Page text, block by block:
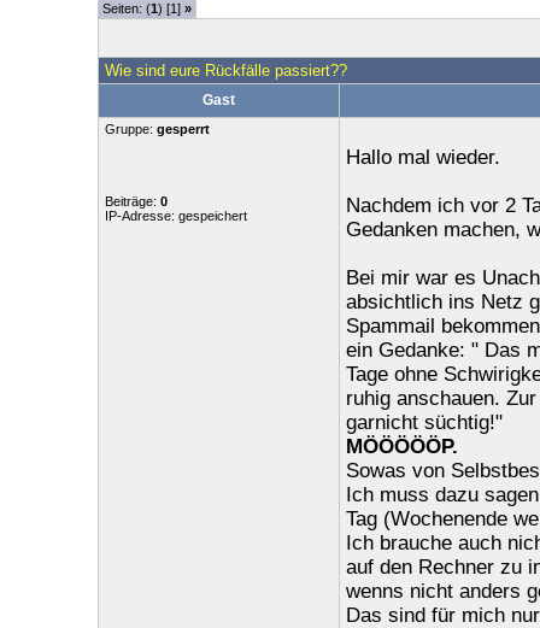
Seiten: (1) [1] »
Wie sind eure Rückfälle passiert??
Gast
Gruppe: gesperrt
Beiträge: 0
IP-Adresse: gespeichert
Hallo mal wieder.
Nachdem ich vor 2
Gedanken machen,
Bei mir war es
absichtlich ins Netz
Spammail
ein Gedanke: " Das
Tage ohne
ruhig anschauen.
garnicht süchtig!"
MÖÖÖÖÖP.
Sowas von
Ich muss dazu
Tag (Wochenende
Ich brauche auch
auf den Rechner zu
wenns nicht anders
Das sind für mich